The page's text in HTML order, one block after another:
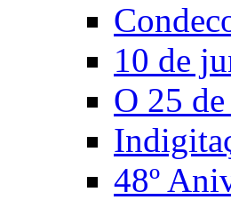
10 de
O 25
48º